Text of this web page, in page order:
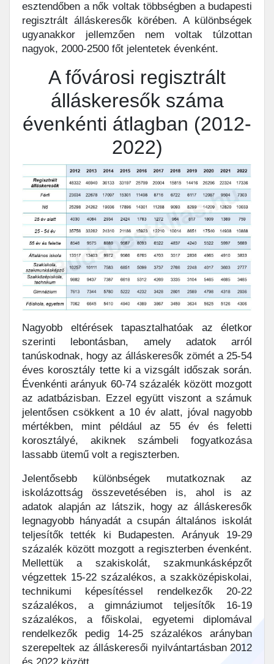
esztendőben a nők voltak többségben a budapesti
regisztrált álláskeresők körében. A különbségek
ugyanakkor jellemzően nem voltak túlzottan
nagyok, 2000-2500 főt jelentetek évenként.
A fővárosi regisztrált
álláskeresők száma
évenkénti átlagban (2012-
2022)
Nagyobb eltérések tapasztalhatóak az életkor
szerinti lebontásban, amely adatok arról
tanúskodnak, hogy az álláskeresők zömét a 25-54
éves korosztály tette ki a vizsgált időszak során.
Évenkénti arányuk 60-74 százalék között mozgott
az adatbázisban. Ezzel együtt viszont a számuk
jelentősen csökkent a 10 év alatt, jóval nagyobb
mértékben, mint például az 55 év és feletti
korosztályé, akiknek számbeli fogyatkozása
lassabb ütemű volt a regiszterben.
Jelentősebb különbségek mutatkoznak az
iskolázottság összevetésében is, ahol is az
adatok alapján az látszik, hogy az álláskeresők
legnagyobb hányadát a csupán általános iskolát
teljesítők tették ki Budapesten. Arányuk 19-29
százalék között mozgott a regiszterben évenként.
Mellettük a szakiskolát, szakmunkásképzőt
végzettek 15-22 százalékos, a szakközépiskolai,
technikumi képesítéssel rendelkezők 20-22
százalékos, a gimnáziumot teljesítők 16-19
százalékos, a főiskolai, egyetemi diplomával
rendelkezők pedig 14-25 százalékos arányban
szerepeltek az álláskeresői nyilvántartásban 2012
és 2022 között.